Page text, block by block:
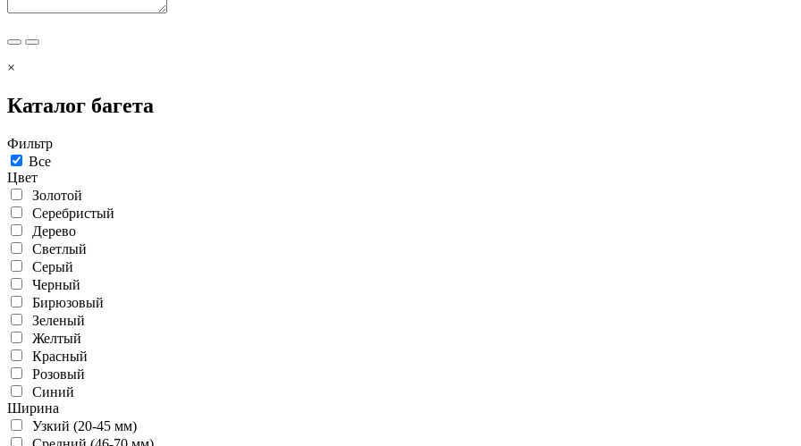
×
Каталог багета
Фильтр
Все
Цвет
Золотой
Серебристый
Дерево
Светлый
Серый
Черный
Бирюзовый
Зеленый
Желтый
Красный
Розовый
Синий
Ширина
Узкий (20-45 мм)